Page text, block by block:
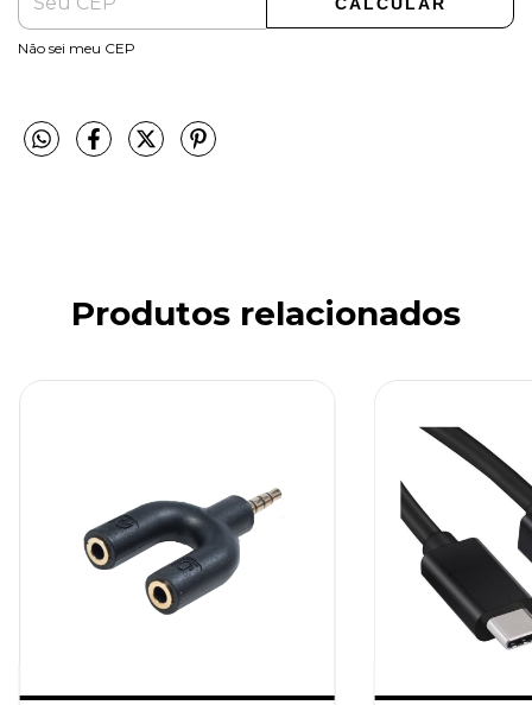
Não sei meu CEP
Produtos relacionados